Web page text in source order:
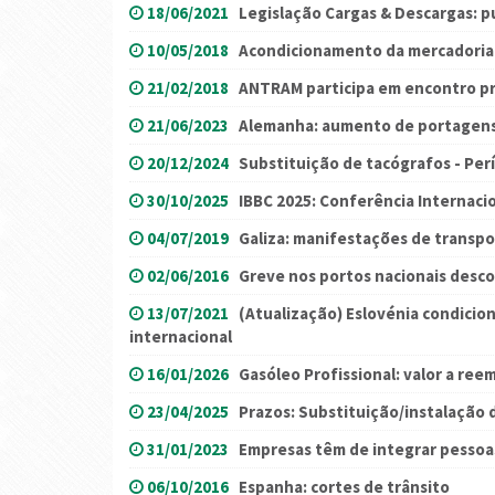
18/06/2021 Legislação Cargas & Descargas:
10/05/2018 Acondicionamento da mercadoria
21/02/2018 ANTRAM participa em encontro
21/06/2023 Alemanha: aumento de
20/12/2024 Substituição de tacógrafos -
30/10/2025 IBBC 2025: Conferência
04/07/2019 Galiza: manifestações de
02/06/2016 Greve nos portos nacionais
13/07/2021 (Atualização) Eslovénia
internacional
16/01/2026 Gasóleo Profissional: valor a
23/04/2025 Prazos: Substituição/instalação
31/01/2023 Empresas têm de integrar
06/10/2016 Espanha: cortes de trânsito